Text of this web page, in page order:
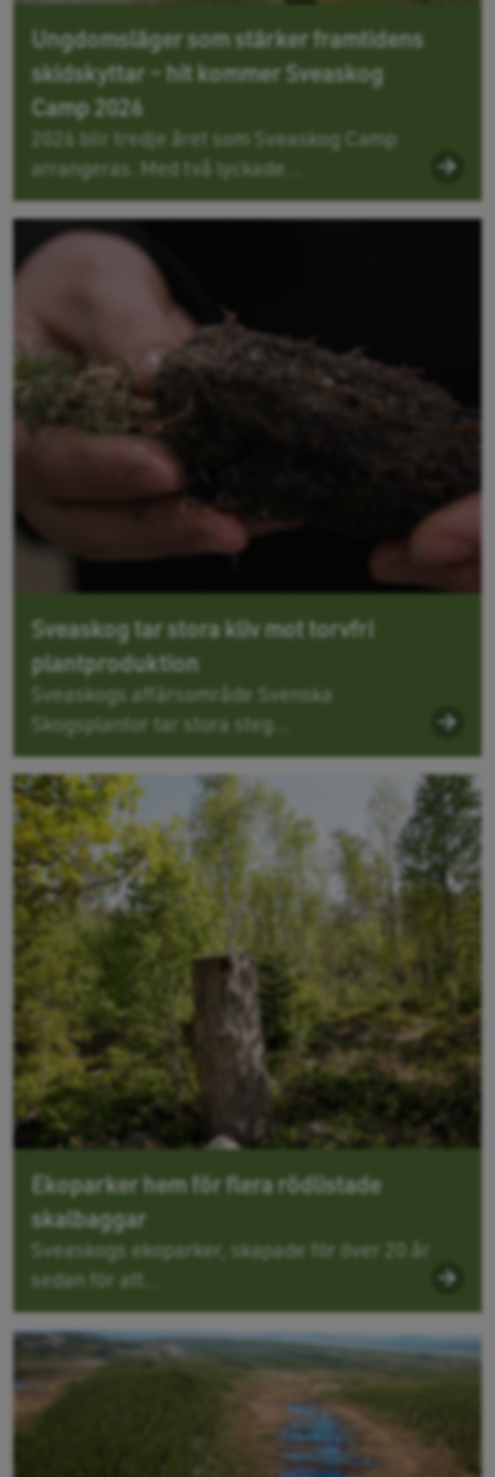
Ungdomsläger som stärker framtidens
skidskyttar – hit kommer Sveaskog
Camp 2026
2026 blir tredje året som Sveaskog Camp
arrangeras. Med två lyckade...
Sveaskog tar stora kliv mot torvfri
plantproduktion
Sveaskogs affärsområde Svenska
Skogsplantor tar stora steg...
Ekoparker hem för flera rödlistade
skalbaggar
Sveaskogs ekoparker, skapade för över 20 år
sedan för att...